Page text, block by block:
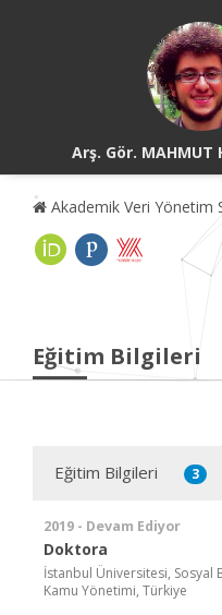
Arş. Gör. MAHMUT
Akademik Veri Yönetim
Eğitim Bilgileri
Eğitim Bilgileri 3
2019 - Devam Ediyor
Doktora
İstanbul Üniversitesi, Sosyal
Kamu Yönetimi, Türkiye